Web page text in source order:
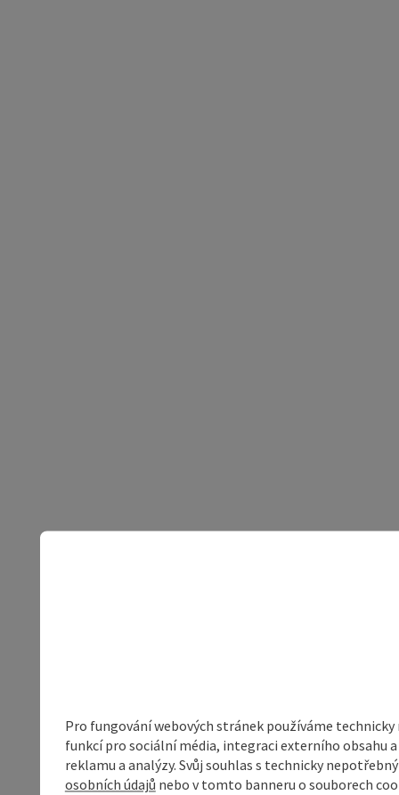
Pro fungování webových stránek používáme
funkcí pro sociální média, integraci externího obsahu
reklamu a analýzy. Svůj souhlas s technicky
osobních údajů nebo v tomto banneru o souborech